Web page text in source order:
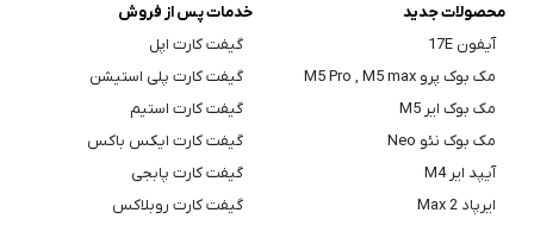
محصولات جدید
آیفون 17E
مک بوک پرو M5 Pro , M5 max
مک بوک ایر M5
مک بوک نئو Neo
آیپد ایر M4
ایرپاد Max 2
خدمات پس از فروش
گیفت کارت اپل
گیفت کارت پلی استیشن
گیفت کارت استیم
گیفت کارت ایکس باکس
گیفت کارت پابجی
گیفت کارت روبلاکس